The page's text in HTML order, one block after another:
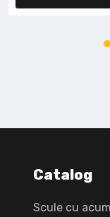
Catalog
Scule cu